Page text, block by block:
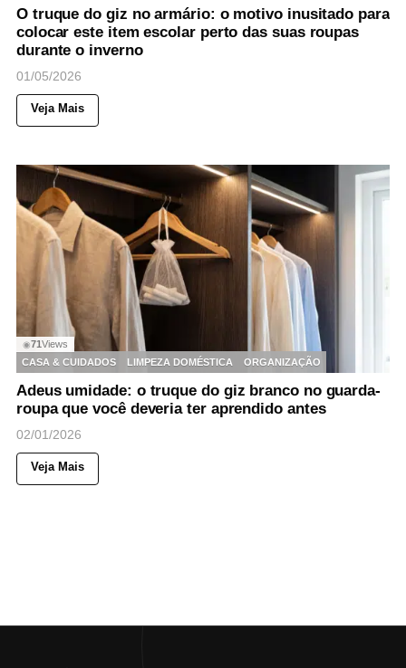
O truque do giz no armário: o motivo inusitado para
colocar este item escolar perto das suas roupas
durante o inverno
01/05/2026
Veja Mais
◉71Views
CASA & CUIDADOS
LIMPEZA DOMÉSTICA ORGANIZAÇÃO
Adeus umidade: o truque do giz branco no guarda-
roupa que você deveria ter aprendido antes
02/01/2026
Veja Mais